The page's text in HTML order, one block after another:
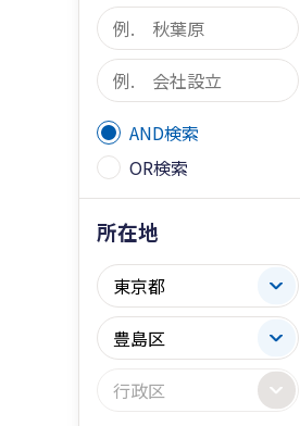
AND検索
OR検索
所在地